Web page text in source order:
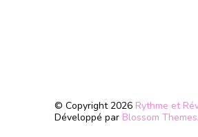
© Copyright 2026 Rythme et
Développé par Blossom Themes